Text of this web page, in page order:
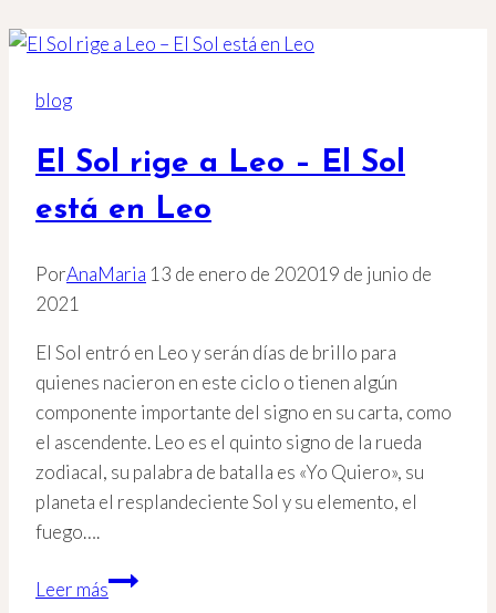
blog
El Sol rige a Leo – El Sol
está en Leo
PorAnaMaria 13 de enero de 202019 de junio de
2021
El Sol entró en Leo y serán días de brillo para
quienes nacieron en este ciclo o tienen algún
componente importante del signo en su carta, como
el ascendente. Leo es el quinto signo de la rueda
zodiacal, su palabra de batalla es «Yo Quiero», su
planeta el resplandeciente Sol y su elemento, el
fuego….
Leer másEl